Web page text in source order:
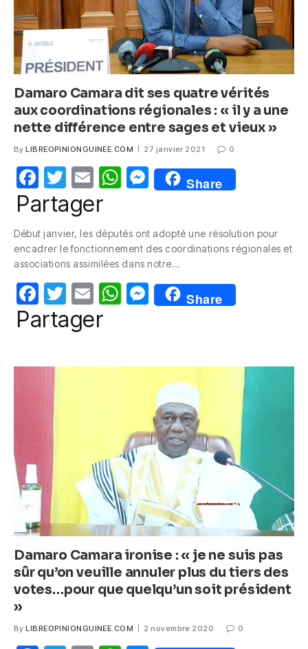
Damaro Camara dit ses quatre vérités
aux coordinations régionales : « il y a une
nette différence entre sages et vieux »
By LIBREOPINIONGUINEE.COM 27 janvier 2021 0
F
a
e
b
o
o
k
T
w
itt
er
E
m
W
s
A
p
p
M
e
e
n
g
er
Share
Partager
Début janvier, les députés ont adopté une résolution pour
encadrer le fonctionnement des coordinations régionales et
associations assimilées dans notre…
F
a
T
w
itt
E
m
W M
e
n
g
er
Share
Partager
Damaro Camara ironise : « je ne suis pas
sûr qu’on veuille annuler plus du tiers des
votes…pour que quelqu’un soit président
»
By LIBREOPINIONGUINEE.COM 2 novembre 2020 0